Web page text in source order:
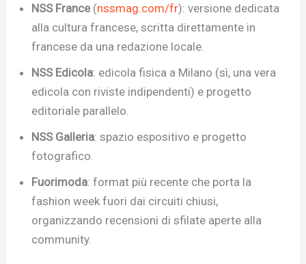
NSS France(nssmag.com/fr): versione dedicata
alla cultura francese, scritta direttamente in
francese da una redazione locale.
NSS Edicola: edicola fisica a Milano (sì, una vera
edicola con riviste indipendenti) e progetto
editoriale parallelo.
NSS Galleria: spazio espositivo e progetto
fotografico.
Fuorimoda: format più recente che porta la
fashion week fuori dai circuiti chiusi,
organizzando recensioni di sfilate aperte alla
community.